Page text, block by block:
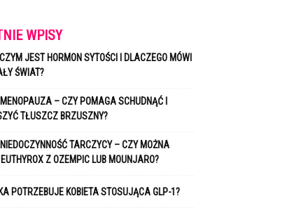
WPISY
JEST HORMON SYTOŚCI I DLACZEGO MÓWI
ŚWIAT?
– CZY POMAGA SCHUDNĄĆ I
TŁUSZCZ BRZUSZNY?
TARCZYCY – CZY MOŻNA
Z OZEMPIC LUB MOUNJARO?
POTRZEBUJE KOBIETA STOSUJĄCA GLP-1?